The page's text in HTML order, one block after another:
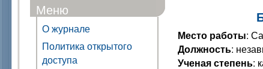
Меню
О журнале
Политика открытого
доступа
Место работы:
Должность:
Ученая степень: